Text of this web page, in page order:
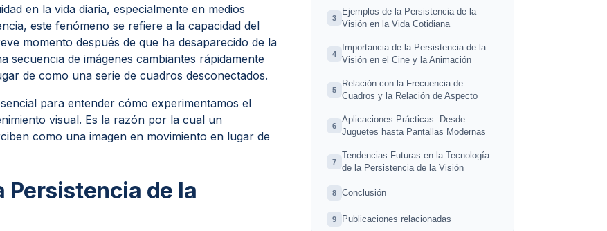
en la vida diaria, especialmente en medios
este fenómeno se refiere a la capacidad del
momento después de que ha desaparecido de la
secuencia de imágenes cambiantes rápidamente
de como una serie de cuadros desconectados.
para entender cómo experimentamos el
visual. Es la razón por la cual un
como una imagen en movimiento en lugar de
Persistencia de la
3
Ejemplos de la Persistencia de la
Visión en la Vida Cotidiana
4
Importancia de la Persistencia de la
Visión en el Cine y la Animación
5
Relación con la Frecuencia de
Cuadros y la Relación de Aspecto
6
Aplicaciones Prácticas: Desde
Juguetes hasta Pantallas Modernas
7
Tendencias Futuras en la Tecnología
de la Persistencia de la Visión
8 Conclusión
9 Publicaciones relacionadas